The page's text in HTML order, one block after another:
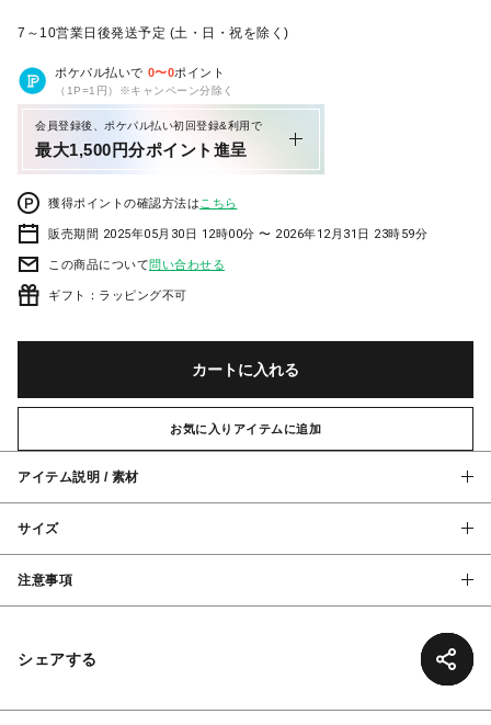
7～10営業日後発送予定 (土・日・祝を除く)
ポケパル払いで 0〜0ポイント
（1P=1円）※キャンペーン分除く
会員登録後、ポケパル払い初回登録&利用で
最大1,500円分ポイント進呈
獲得ポイントの確認方法は こちら
販売期間 2025年05月30日 12時00分 〜 2026年12月31日 23時59分
この商品について問い合わせる
ギフト：ラッピング不可
カートに入れる
お気に入りアイテムに追加
アイテム説明 / 素材
サイズ
注意事項
シェアする